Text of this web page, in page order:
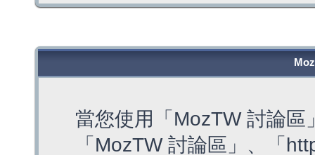
當您使用「MozTW 討論
「MozTW 討論區」、「